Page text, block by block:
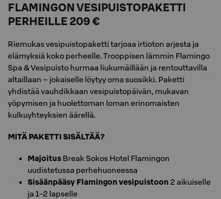
FLAMINGON VESIPUISTOPAKETTI
PERHEILLE 209 €
Riemukas vesipuistopaketti tarjoaa irtioton arjesta ja
elämyksiä koko perheelle. Trooppisen lämmin Flamingo
Spa & Vesipuisto hurmaa liukumäillään ja rentouttavilla
altaillaan – jokaiselle löytyy oma suosikki. Paketti
yhdistää vauhdikkaan vesipuistopäivän, mukavan
yöpymisen ja huolettoman loman erinomaisten
kulkuyhteyksien äärellä.
MITÄ PAKETTI SISÄLTÄÄ?
Majoitus Break Sokos Hotel Flamingon
uudistetussa perhehuoneessa
Sisäänpääsy Flamingon vesipuistoon 2 aikuiselle
ja 1-2 lapselle